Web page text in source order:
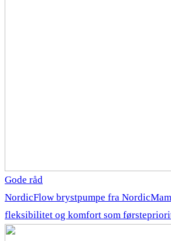
Gode råd
NordicFlow brystpumpe fra
fleksibilitet og komfort som